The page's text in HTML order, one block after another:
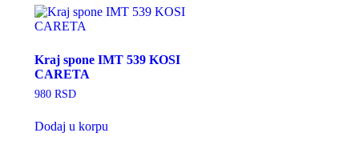
Kraj spone IMT 539 KOSI
CARETA
980 RSD
Dodaj u korpu